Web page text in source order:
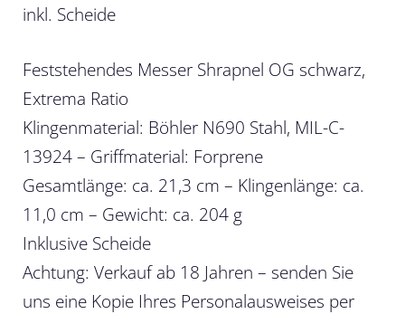
inkl. Scheide
Feststehendes Messer Shrapnel OG schwarz,
Extrema Ratio
Klingenmaterial: Böhler N690 Stahl, MIL-C-
13924 – Griffmaterial: Forprene
Gesamtlänge: ca. 21,3 cm – Klingenlänge: ca.
11,0 cm – Gewicht: ca. 204 g
Inklusive Scheide
Achtung: Verkauf ab 18 Jahren – senden Sie
uns eine Kopie Ihres Personalausweises per